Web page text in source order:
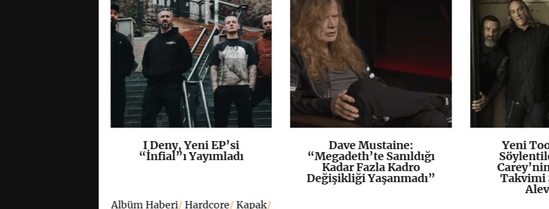
K+
I Deny, Yeni EP’si
“İnfial”ı Yayımladı
Albüm Haberi/ Hardcore/ Kapak/
K+
Dave Mustaine:
“Megadeth’te Sanıldığı
Kadar Fazla Kadro
Değişikliği Yaşanmadı”
Yeni
Takvimi